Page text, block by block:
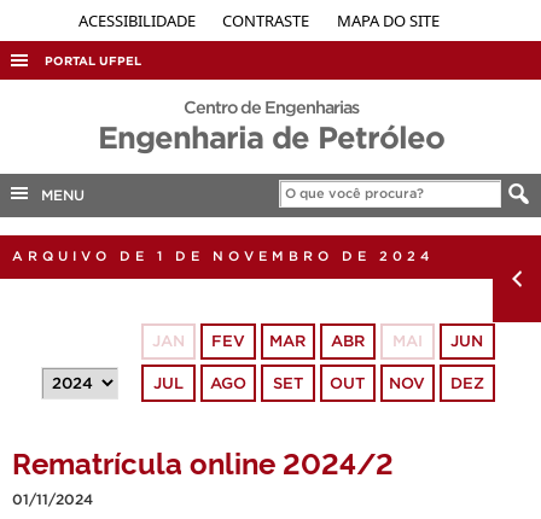
ACESSIBILIDADE CONTRASTE MAPA DO SITE
PORTAL UFPEL
ACESSO À INFORMAÇÃO
AUDITORIA
PORTARIAS
Centro de Engenharias
Engenharia de Petróleo
MENU
ARQUIVO DE 1 DE NOVEMBRO DE 2024
JAN FEV MAR ABR MAI JUN
JUL AGO SET OUT NOV DEZ
Rematrícula online 2024/2
01/11/2024